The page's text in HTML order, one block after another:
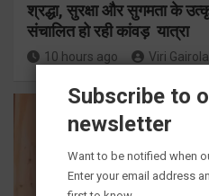
श्रद्धा, सुरक्षा और सुगमता के
संचालित हो रही कांवड़ यात्रा
10 hours ago Viri Gairola
Subscribe to
newsletter
Want to be notified when
Enter your email address